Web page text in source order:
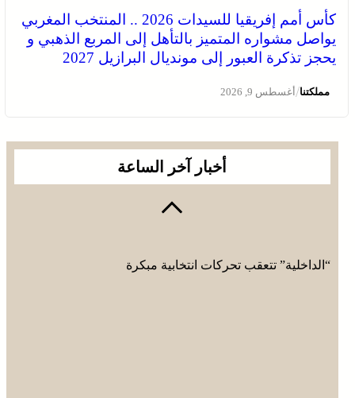
كأس أمم إفريقيا للسيدات 2026 .. المنتخب المغربي
يواصل مشواره المتميز بالتأهل إلى المربع الذهبي و
يحجز تذكرة العبور إلى مونديال البرازيل 2027
مملكتنا/أغسطس 9, 2026
أخبار آخر الساعة
“الداخلية” تتعقب تحركات انتخابية مبكرة